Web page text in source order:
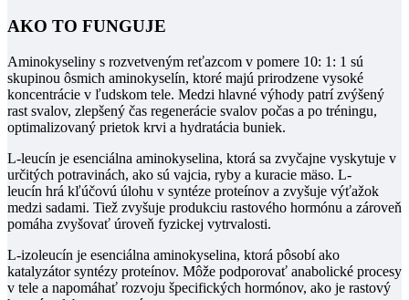
AKO TO FUNGUJE
Aminokyseliny s rozvetveným reťazcom v pomere 10: 1: 1 sú
skupinou ôsmich aminokyselín, ktoré majú prirodzene vysoké
koncentrácie v ľudskom tele. Medzi hlavné výhody patrí zvýšený
rast svalov, zlepšený čas regenerácie svalov počas a po tréningu,
optimalizovaný prietok krvi a hydratácia buniek.
L-leucín je esenciálna aminokyselina, ktorá sa zvyčajne vyskytuje v
určitých potravinách, ako sú vajcia, ryby a kuracie mäso. L-
leucín hrá kľúčovú úlohu v syntéze proteínov a zvyšuje výťažok
medzi sadami. Tiež zvyšuje produkciu rastového hormónu a zároveň
pomáha zvyšovať úroveň fyzickej vytrvalosti.
L-izoleucín je esenciálna aminokyselina, ktorá pôsobí ako
katalyzátor syntézy proteínov. Môže podporovať anabolické procesy
v tele a napomáhať rozvoju špecifických hormónov, ako je rastový